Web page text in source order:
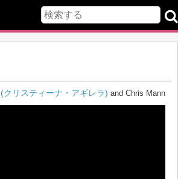
リスティーナ・アギレラ) and Chris Mann